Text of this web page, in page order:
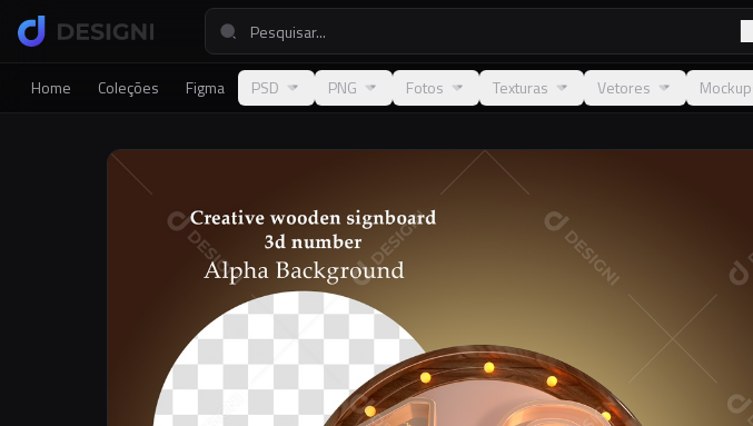
Home Coleções Figma PSD PNG Fotos Texturas Vetores